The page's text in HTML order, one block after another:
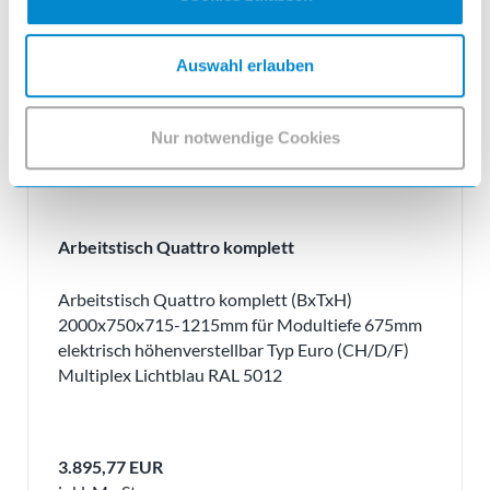
Auswahl erlauben
Nur notwendige Cookies
Arbeitstisch Quattro komplett
Arbeitstisch Quattro komplett (BxTxH)
2000x750x715-1215mm für Modultiefe 675mm
elektrisch höhenverstellbar Typ Euro (CH/D/F)
Multiplex Lichtblau RAL 5012
3.895,77 EUR